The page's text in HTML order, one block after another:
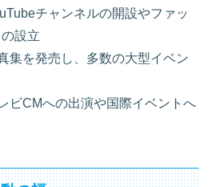
チャンネルの開設やファッ
設立
集を発売し、多数の大型イベン
ビCMへの出演や国際イベントへ